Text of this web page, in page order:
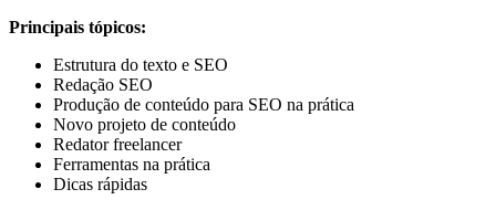
Principais tópicos:
Estrutura do texto e SEO
Redação SEO
Produção de conteúdo para SEO na prática
Novo projeto de conteúdo
Redator freelancer
Ferramentas na prática
Dicas rápidas